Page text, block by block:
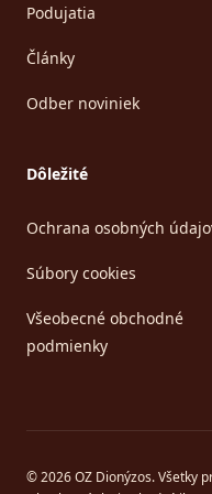
Podujatia
Články
Odber noviniek
Dôležité
Ochrana osobných
Súbory cookies
Všeobecné obchodné
podmienky
© 2026 OZ Dionýzos. Všetky